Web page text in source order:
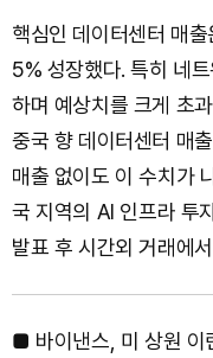
핵심인 데이터센터 매
5% 성장했다. 특히 네
하며 예상치를 크게 초
중국 향 데이터센터 매
매출 없이도 이 수치가
국 지역의 AI 인프라 투
발표 후 시간외 거래에
■ 바이낸스, 미 상원 이